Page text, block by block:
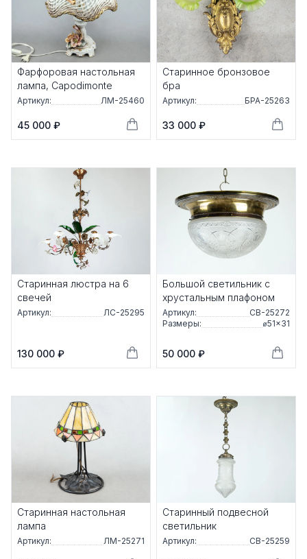
Фарфоровая настольная
лампа, Capodimonte
Артикул: ЛМ-25460
45 000 ₽
Старинное бронзовое
бра
Артикул: БРА-25263
33 000 ₽
Старинная люстра на 6
свечей
Артикул: ЛС-25295
130 000 ₽
Большой светильник с
хрустальным плафоном
Артикул:
СВ-25272
Размеры:
⌀51×31
50 000 ₽
Старинная настольная
лампа
Артикул: ЛМ-25271
Старинный подвесной
светильник
Артикул: СВ-25259